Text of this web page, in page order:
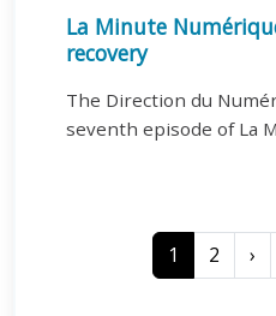
La Minute
recovery
The Direction du
seventh episode of La
Current
1 Page
2 ›